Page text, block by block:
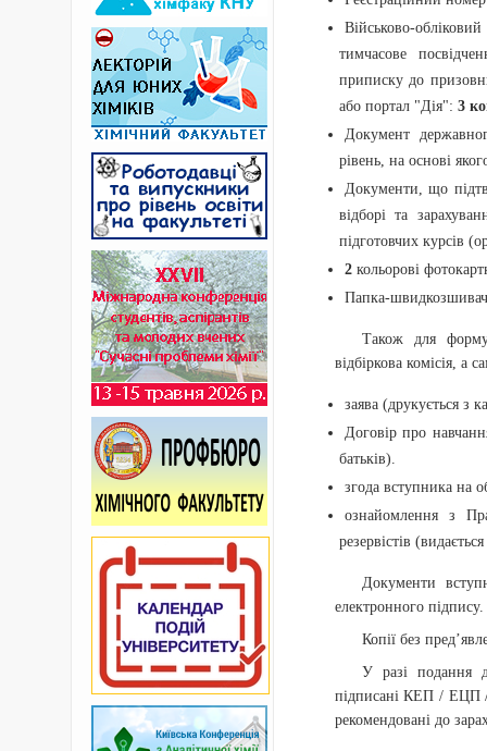
Військово-
тимчасове
приписку до
або портал "Дія": 3
Документ
рівень, на основі
Документи, що
відборі та
підготовчих курсів
2кольорові
Папка-
Також для
відбіркова комісія, а
заява (друкується з
Договір про
батьків).
згода вступника на
ознайомлення з
резервістів
Документи
електронного підпису.
Копії без
У разі подання
підписані КЕП / ЕЦП /
рекомендовані до